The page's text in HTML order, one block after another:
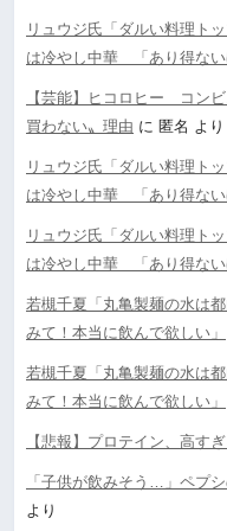
リュウジ氏「ダルい料理ト
は冷やし中華 「あり得ない
【芸能】ヒコロヒー コン
買わない〟理由 に 匿名 より
リュウジ氏「ダルい料理ト
は冷やし中華 「あり得ない
リュウジ氏「ダルい料理ト
は冷やし中華 「あり得ない
若槻千夏「丸亀製麺の水は
みて！本当に飲んで欲しい」
若槻千夏「丸亀製麺の水は
みて！本当に飲んで欲しい」
【悲報】プロテイン、高す
「子供が飲みそう…」ペプ
より